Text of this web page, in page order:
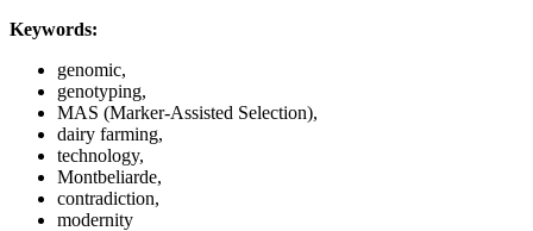
Keywords:
genomic,
genotyping,
MAS (Marker-Assisted Selection),
dairy farming,
technology,
Montbeliarde,
contradiction,
modernity